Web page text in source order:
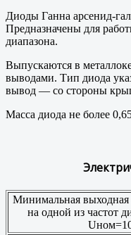
Диоды Ганна арсенид-
Предназначены для
диапазона.
Выпускаются в
выводами. Тип диода
вывод — со стороны
Масса диода не более
Минимальная
на одной из частот